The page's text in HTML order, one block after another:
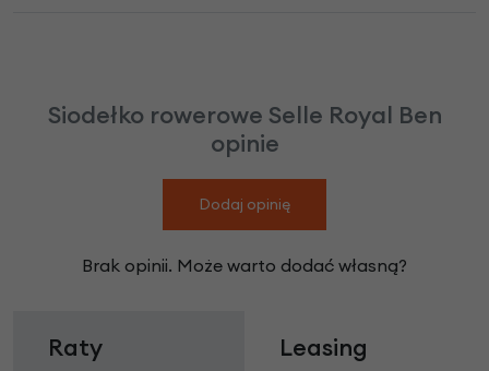
Siodełko rowerowe Selle Royal Ben
opinie
Dodaj opinię
Brak opinii. Może warto dodać własną?
Raty Leasing